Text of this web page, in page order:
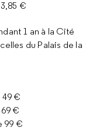
€
1 an à la Cité
du Palais de la
49 €
€
99 €